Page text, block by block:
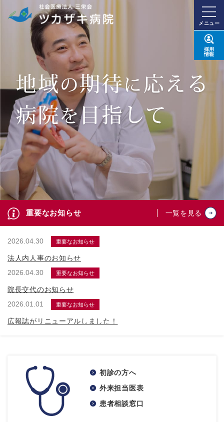
メニュー
採用
情報
重要なお知らせ 一覧を見る
2026.04.30 重要なお知らせ
法人内人事のお知らせ
2026.04.30
重要なお知らせ
院長交代のお知らせ
2026.01.01
重要なお知らせ
広報誌がリニューアルしました！
初診の方へ
外来担当医表
患者相談窓口